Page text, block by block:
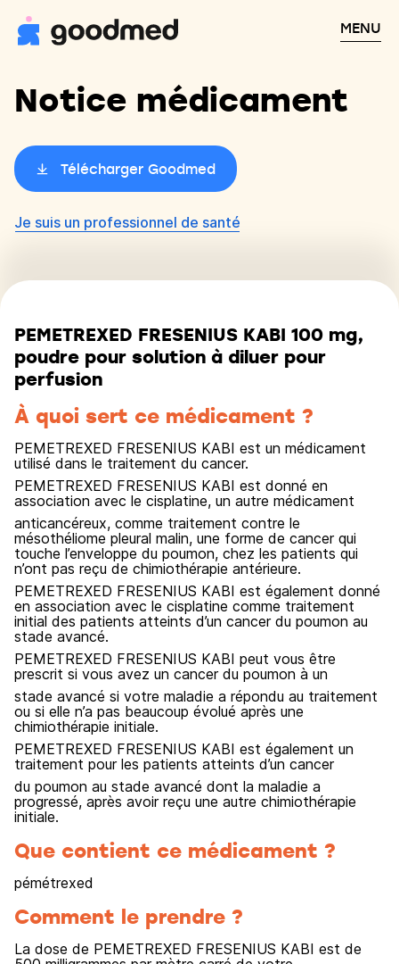
MENU
Notice médicament
Télécharger Goodmed
Je suis un professionnel de santé
PEMETREXED FRESENIUS KABI 100 mg,
poudre pour solution à diluer pour
perfusion
À quoi sert ce médicament ?
PEMETREXED FRESENIUS KABI est un médicament
utilisé dans le traitement du cancer.
PEMETREXED FRESENIUS KABI est donné en
association avec le cisplatine, un autre médicament
anticancéreux, comme traitement contre le
mésothéliome pleural malin, une forme de cancer qui
touche l’enveloppe du poumon, chez les patients qui
n’ont pas reçu de chimiothérapie antérieure.
PEMETREXED FRESENIUS KABI est également donné
en association avec le cisplatine comme traitement
initial des patients atteints d’un cancer du poumon au
stade avancé.
PEMETREXED FRESENIUS KABI peut vous être
prescrit si vous avez un cancer du poumon à un
stade avancé si votre maladie a répondu au traitement
ou si elle n’a pas beaucoup évolué après une
chimiothérapie initiale.
PEMETREXED FRESENIUS KABI est également un
traitement pour les patients atteints d’un cancer
du poumon au stade avancé dont la maladie a
progressé, après avoir reçu une autre chimiothérapie
initiale.
Que contient ce médicament ?
pémétrexed
Comment le prendre ?
La dose de PEMETREXED FRESENIUS KABI est de